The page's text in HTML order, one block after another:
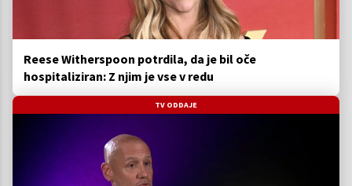
Reese Witherspoon potrdila, da je bil oče
hospitaliziran: Z njim je vse v redu
TV ODDAJE